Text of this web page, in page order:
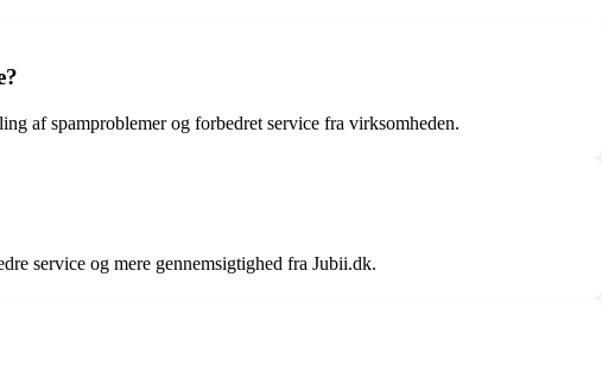
af spamproblemer og forbedret service fra virksomheden.
service og mere gennemsigtighed fra Jubii.dk.